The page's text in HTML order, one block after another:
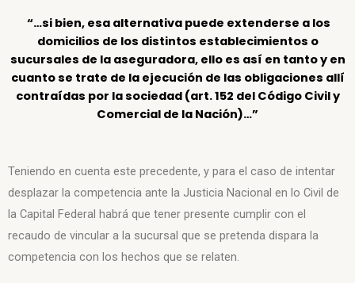
“…si bien, esa alternativa puede extenderse a los
domicilios de los distintos establecimientos o
sucursales de la aseguradora, ello es así en tanto y en
cuanto se trate de la ejecución de las obligaciones allí
contraídas por la sociedad (art. 152 del Código Civil y
Comercial de la Nación)…”
Teniendo en cuenta este precedente, y para el caso de intentar
desplazar la competencia ante la Justicia Nacional en lo Civil de
la Capital Federal habrá que tener presente cumplir con el
recaudo de vincular a la sucursal que se pretenda dispara la
competencia con los hechos que se relaten.